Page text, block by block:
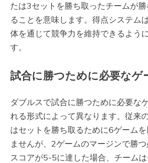
たは3セットを勝ち取ったチームが
ることを意味します。得点システム
体を通じて競争力を維持できるよう
す。
試合に勝つために必要なゲ
ダブルスで試合に勝つために必要な
れる形式によって異なります。従来
はセットを勝ち取るために6ゲーム
ませんが、2ゲームのマージンで勝つ
スコアが5-5に達した場合、チーム